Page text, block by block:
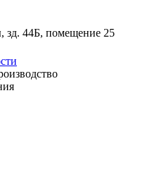
зд. 44Б, помещение 25